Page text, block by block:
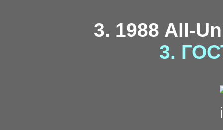
3. 1988 All-
3.